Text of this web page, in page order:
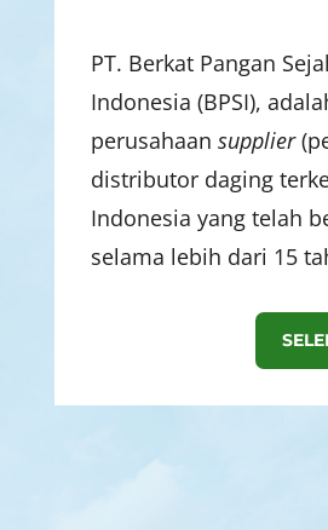
PT. Berkat Pangan
Indonesia (BPSI),
perusahaan supplier
distributor daging
Indonesia yang telah
selama lebih dari 15